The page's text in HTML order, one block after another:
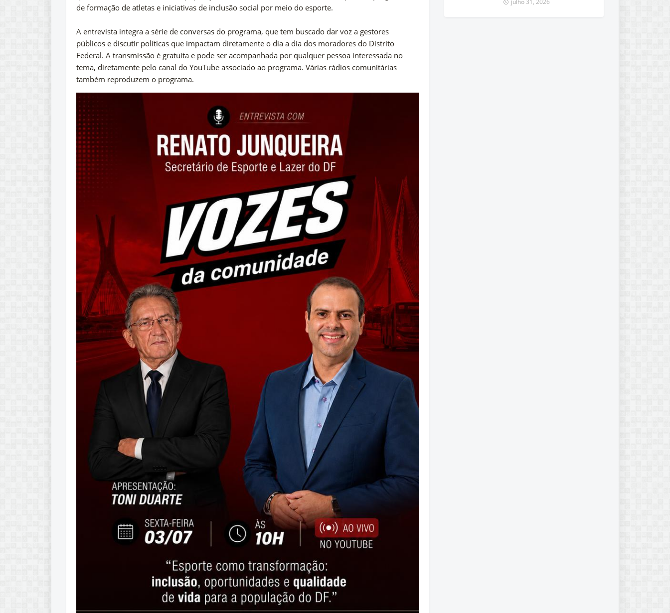
de formação de atletas e iniciativas de inclusão social por meio do esporte.
A entrevista integra a série de conversas do programa, que tem buscado dar voz a gestores
públicos e discutir políticas que impactam diretamente o dia a dia dos moradores do Distrito
Federal. A transmissão é gratuita e pode ser acompanhada por qualquer pessoa interessada no
tema, diretamente pelo canal do YouTube associado ao programa. Várias rádios comunitárias
também reproduzem o programa.
julho 31, 2026